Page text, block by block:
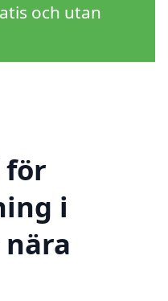
och utan
för
i